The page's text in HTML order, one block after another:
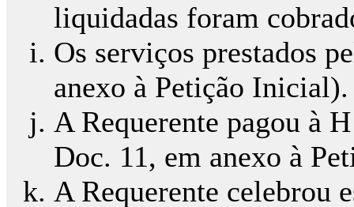
liquidadas foram
Os serviços prestados
anexo à Petição Inicial).
A Requerente pagou à
Doc. 11, em anexo à
A Requerente celebrou